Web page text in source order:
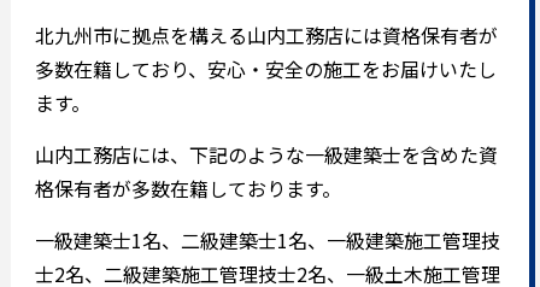
北九州市に拠点を構える山内工務店には資格保有者が
多数在籍しており、安心・安全の施工をお届けいたし
ます。
山内工務店には、下記のような一級建築士を含めた資
格保有者が多数在籍しております。
一級建築士1名、二級建築士1名、一級建築施工管理技
士2名、二級建築施工管理技士2名、一級土木施工管理